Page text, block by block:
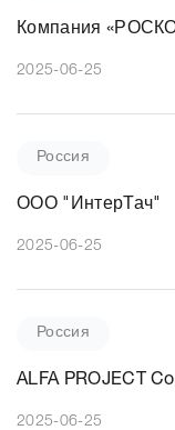
Компания
2025-06-25
Россия
ООО "ИнтерТач"
2025-06-25
Россия
ALFA PROJECT
2025-06-25